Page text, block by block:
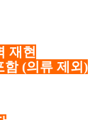
재현
함 (의류 제외)